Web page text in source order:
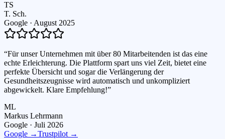
TS
T. Sch.
Google · August 2025
“Für unser Unternehmen mit über 80 Mitarbeitenden ist das eine
echte Erleichterung. Die Plattform spart uns viel Zeit, bietet eine
perfekte Übersicht und sogar die Verlängerung der
Gesundheitszeugnisse wird automatisch und unkompliziert
abgewickelt. Klare Empfehlung!”
ML
Markus Lehrmann
Google · Juli 2026
Google →Trustpilot →